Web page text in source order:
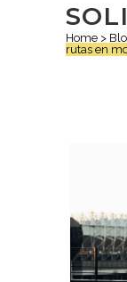
Home >
rutas en